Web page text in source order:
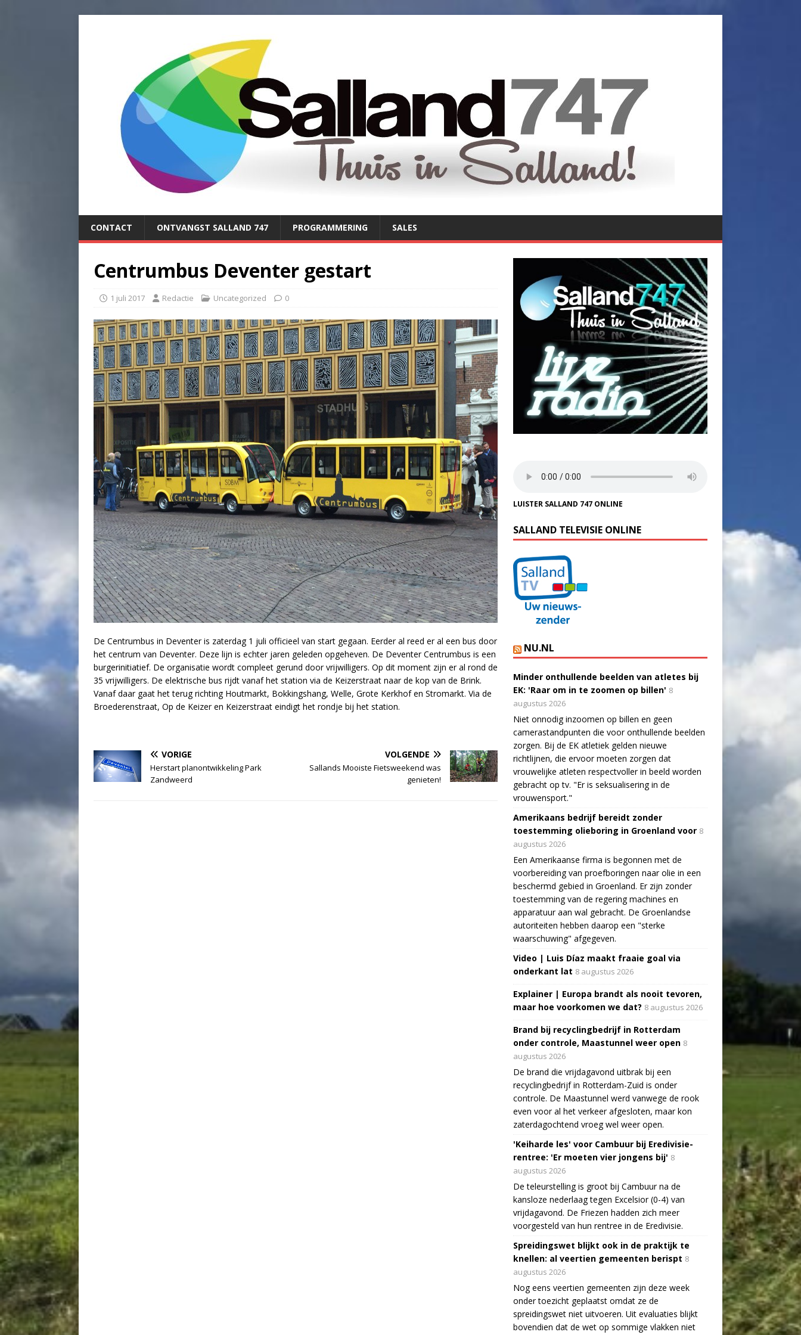
CONTACT ONTVANGST SALLAND 747 PROGRAMMERING SALES
Centrumbus Deventer gestart
1 juli 2017 Redactie Uncategorized 0
De Centrumbus in Deventer is zaterdag 1 juli officieel van start gegaan. Eerder al reed er al een bus door
het centrum van Deventer. Deze lijn is echter jaren geleden opgeheven. De Deventer Centrumbus is een
burgerinitiatief. De organisatie wordt compleet gerund door vrijwilligers. Op dit moment zijn er al rond de
35 vrijwilligers. De elektrische bus rijdt vanaf het station via de Keizerstraat naar de kop van de Brink.
Vanaf daar gaat het terug richting Houtmarkt, Bokkingshang, Welle, Grote Kerkhof en Stromarkt. Via de
Broederenstraat, Op de Keizer en Keizerstraat eindigt het rondje bij het station.
VORIGE
Herstart planontwikkeling Park
Zandweerd
VOLGENDE
Sallands Mooiste Fietsweekend was
genieten!
LUISTER SALLAND 747 ONLINE
SALLAND TELEVISIE ONLINE
NU.NL
Minder onthullende beelden van atletes bij
EK: 'Raar om in te zoomen op billen' 8
augustus 2026
Niet onnodig inzoomen op billen en geen
camerastandpunten die voor onthullende beelden
zorgen. Bij de EK atletiek gelden nieuwe
richtlijnen, die ervoor moeten zorgen dat
vrouwelijke atleten respectvoller in beeld worden
gebracht op tv. "Er is seksualisering in de
vrouwensport."
Amerikaans bedrijf bereidt zonder
toestemming olieboring in Groenland voor 8
augustus 2026
Een Amerikaanse firma is begonnen met de
voorbereiding van proefboringen naar olie in een
beschermd gebied in Groenland. Er zijn zonder
toestemming van de regering machines en
apparatuur aan wal gebracht. De Groenlandse
autoriteiten hebben daarop een "sterke
waarschuwing" afgegeven.
Video | Luis Díaz maakt fraaie goal via
onderkant lat 8 augustus 2026
Explainer | Europa brandt als nooit tevoren,
maar hoe voorkomen we dat? 8 augustus 2026
Brand bij recyclingbedrijf in Rotterdam
onder controle, Maastunnel weer open 8
augustus 2026
De brand die vrijdagavond uitbrak bij een
recyclingbedrijf in Rotterdam-Zuid is onder
controle. De Maastunnel werd vanwege de rook
even voor al het verkeer afgesloten, maar kon
zaterdagochtend vroeg wel weer open.
'Keiharde les' voor Cambuur bij Eredivisie-
rentree: 'Er moeten vier jongens bij' 8
augustus 2026
De teleurstelling is groot bij Cambuur na de
kansloze nederlaag tegen Excelsior (0-4) van
vrijdagavond. De Friezen hadden zich meer
voorgesteld van hun rentree in de Eredivisie.
Spreidingswet blijkt ook in de praktijk te
knellen: al veertien gemeenten berispt 8
augustus 2026
Nog eens veertien gemeenten zijn deze week
onder toezicht geplaatst omdat ze de
spreidingswet niet uitvoeren. Uit evaluaties blijkt
bovendien dat de wet op sommige vlakken niet